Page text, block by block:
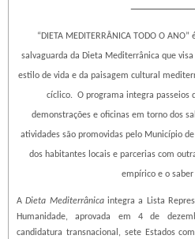
“DIETA MEDITERRÂNICA TODO O
salvaguarda da Dieta Mediterrânica que
estilo de vida e da paisagem cultural
cíclico. O programa integra passeios
demonstrações e oficinas em torno dos
atividades são promovidas pelo Município
dos habitantes locais e parcerias com
empírico e o
ADieta Mediterrânica integra a Lista
Humanidade, aprovada em 4 de
candidatura transnacional, sete Estados